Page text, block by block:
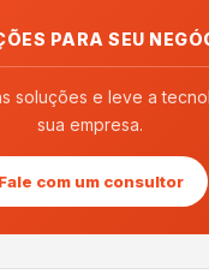
PARA SEU
soluções e leve a
sua empresa.
Fale com um consultor